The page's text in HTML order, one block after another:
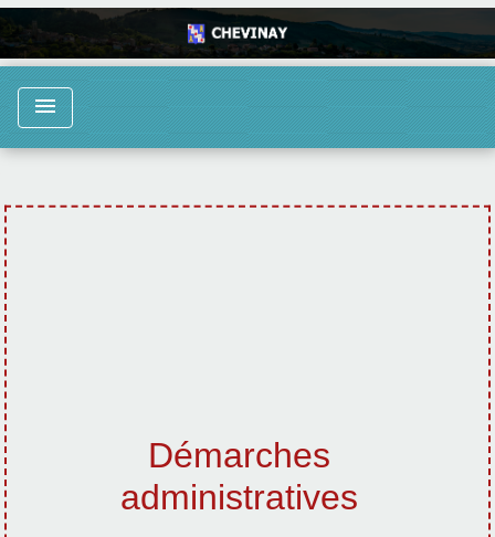
menu
Démarches
administratives